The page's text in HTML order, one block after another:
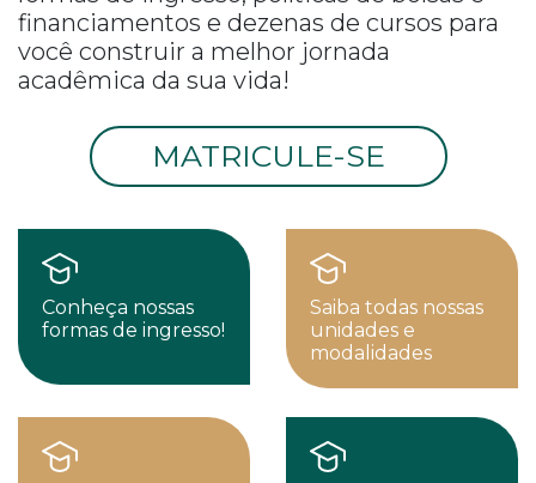
financiamentos e dezenas de cursos para
você construir a melhor jornada
acadêmica da sua vida!
MATRICULE-SE
Conheça nossas
formas de ingresso!
Saiba todas nossas
unidades e
modalidades